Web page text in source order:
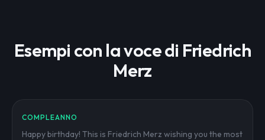
Esempi con la voce di Friedrich
Merz
COMPLEANNO
Happy birthday! This is Friedrich Merz wishing you the most